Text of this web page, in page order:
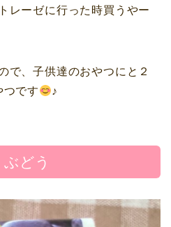
レーゼに行った時買うやー
で、子供達のおやつにと２
つです
♪
どう